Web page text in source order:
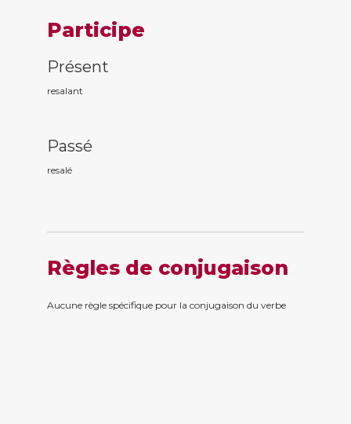
Participe
Présent
resalant
Passé
resalé
Règles de conjugaison
Aucune règle spécifique pour la conjugaison du verbe